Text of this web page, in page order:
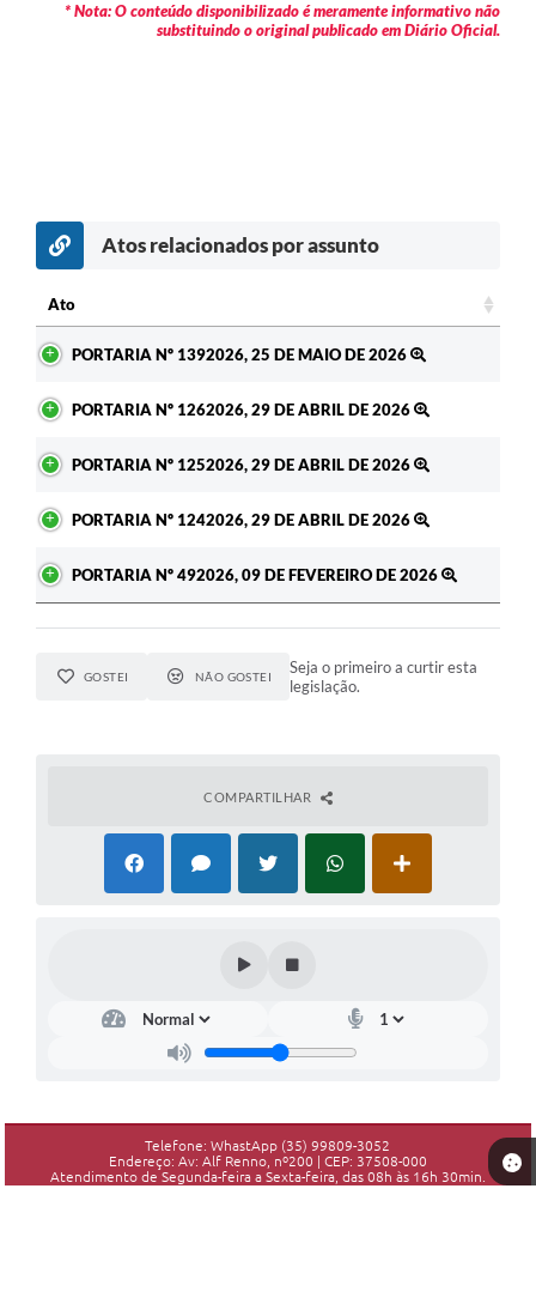
* Nota: O conteúdo disponibilizado é meramente informativo não
substituindo o original publicado em Diário Oficial.
Atos relacionados por assunto
Ato
PORTARIA Nº 1392026, 25 DE MAIO DE 2026
PORTARIA Nº 1262026, 29 DE ABRIL DE 2026
PORTARIA Nº 1252026, 29 DE ABRIL DE 2026
PORTARIA Nº 1242026, 29 DE ABRIL DE 2026
PORTARIA Nº 492026, 09 DE FEVEREIRO DE 2026
GOSTEI NÃO GOSTEI
Seja o primeiro a curtir esta
legislação.
COMPARTILHAR
Telefone: WhastApp (35) 99809-3052
Endereço: Av: Alf Renno, nº200 | CEP: 37508-000
Atendimento de Segunda-feira a Sexta-feira, das 08h às 16h 30min.